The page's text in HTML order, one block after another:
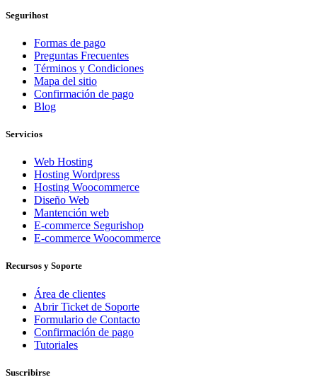
Segurihost
Formas de pago
Preguntas Frecuentes
Términos y Condiciones
Mapa del sitio
Confirmación de pago
Blog
Servicios
Web Hosting
Hosting Wordpress
Hosting Woocommerce
Diseño Web
Mantención web
E-commerce Segurishop
E-commerce Woocommerce
Recursos y Soporte
Área de clientes
Abrir Ticket de Soporte
Formulario de Contacto
Confirmación de pago
Tutoriales
Suscribirse